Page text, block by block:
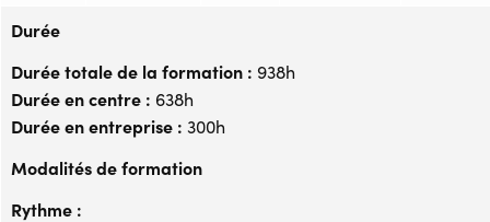
Durée
Durée totale de la formation : 938h
Durée en centre : 638h
Durée en entreprise : 300h
Modalités de formation
Rythme :